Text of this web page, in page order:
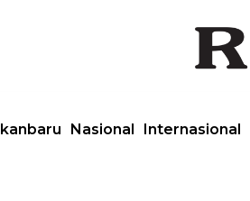
Nasional Internasional